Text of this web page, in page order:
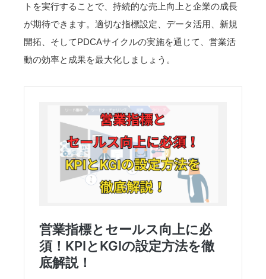
トを実行することで、持続的な売上向上と企業の成長
が期待できます。適切な指標設定、データ活用、新規
開拓、そしてPDCAサイクルの実施を通じて、営業活
動の効率と成果を最大化しましょう。